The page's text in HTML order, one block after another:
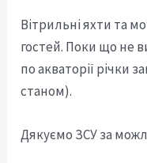
Вітрильні яхти та
гостей. Поки що не
по акваторії річки
станом).
Дякуємо ЗСУ за